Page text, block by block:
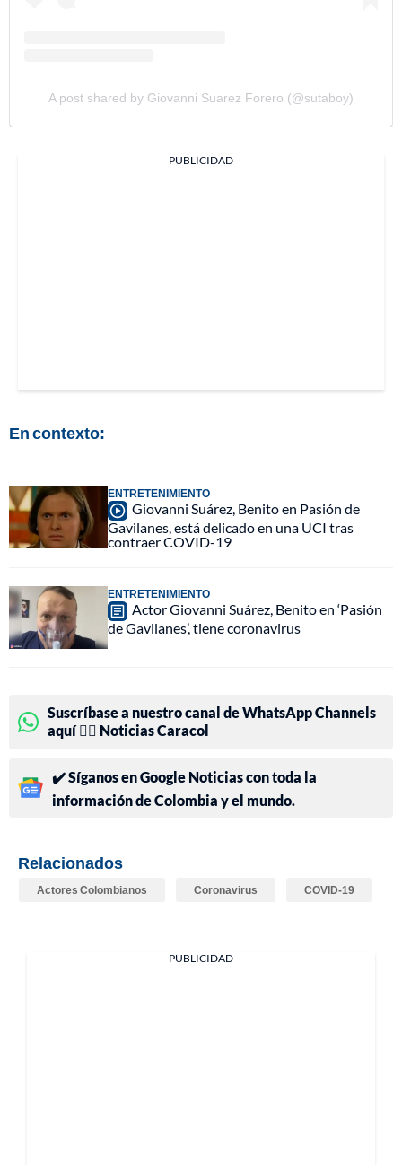
A post shared by Giovanni Suarez Forero (@sutaboy)
PUBLICIDAD
En contexto:
ENTRETENIMIENTO
Giovanni Suárez, Benito en Pasión de
Gavilanes, está delicado en una UCI tras
contraer COVID-19
ENTRETENIMIENTO
Actor Giovanni Suárez, Benito en ‘Pasión
de Gavilanes’, tiene coronavirus
Suscríbase a nuestro canal de WhatsApp Channels
aquí 👉🏻 Noticias Caracol
✔️ Síganos en Google Noticias con toda la
información de Colombia y el mundo.
Relacionados
Actores Colombianos Coronavirus COVID-19
PUBLICIDAD